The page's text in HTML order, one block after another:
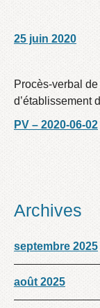
25 juin 2020
Procès-verbal
d’établissement
PV – 2020-06-02
Archives
septembre 2025
août 2025